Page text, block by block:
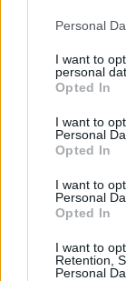
Personal
I want to
personal
Opted In
I want to
Personal
Opted In
I want to
Personal
Opted In
I want to
Retention,
Personal
Žinios |
Savaitės
32 laipsnių
Žinios | Orai
V. Zalužno
Laidos | Nauja